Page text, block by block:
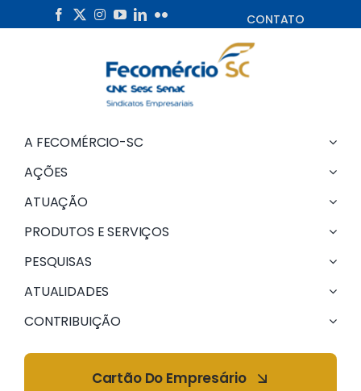
to
CONTATO
A FECOMÉRCIO-SC
AÇÕES
ATUAÇÃO
PRODUTOS E SERVIÇOS
PESQUISAS
ATUALIDADES
CONTRIBUIÇÃO
Cartão Do Empresário